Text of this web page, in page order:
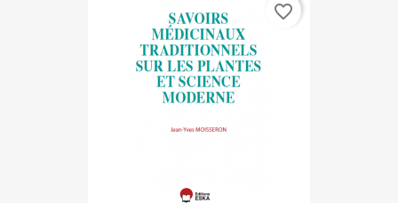
favorite_border